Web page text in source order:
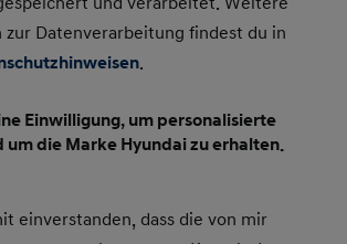
Datenverarbeitung findest du in
.
Einwilligung, um personalisierte
um die Marke Hyundai zu erhalten.
einverstanden, dass die von mir